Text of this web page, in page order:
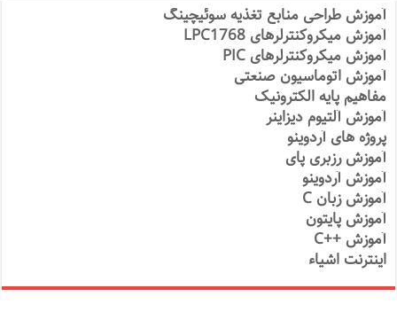
آموزش طراحی منابع تغذیه سوئیچینگ
آموزش میکروکنترلرهای LPC1768
آموزش میکروکنترلرهای PIC
آموزش اتوماسیون صنعتی
مفاهیم پایه الکترونیک
آموزش آلتیوم دیزاینر
پروژه های آردوینو
آموزش رزبری پای
آموزش آردوینو
آموزش زبان C
آموزش پایتون
آموزش ++C
اینترنت اشیاء